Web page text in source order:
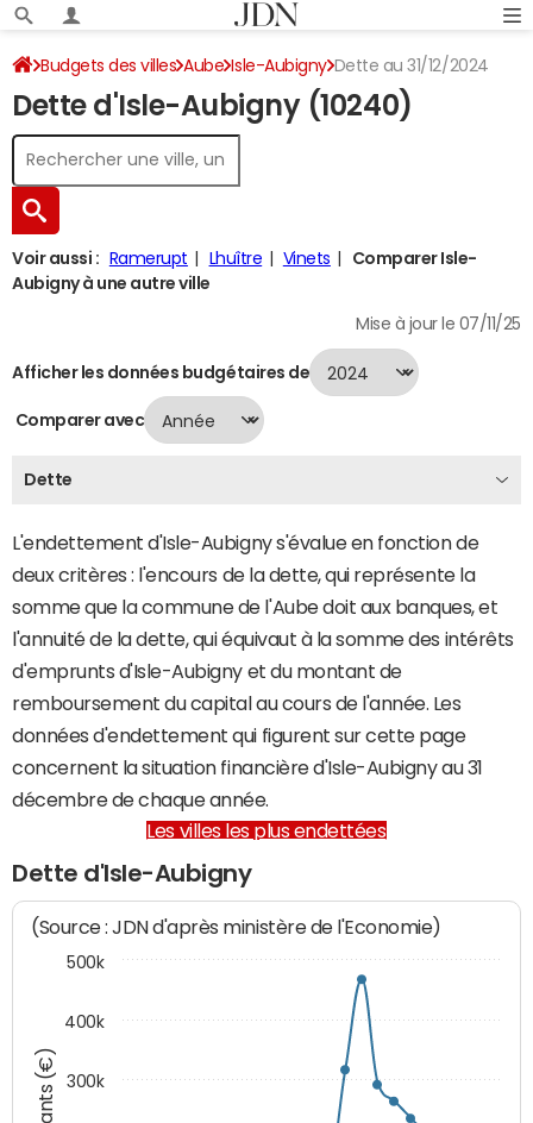
Budgets des villes Aube Isle-Aubigny Dette au 31/12/2024
Dette d'Isle-Aubigny (10240)
Voir aussi : Ramerupt Lhuître Vinets
Comparer Isle-
Aubigny à une autre ville
Mise à jour le 07/11/25
Afficher les données budgétaires de
Comparer avec
Dette
L'endettement d'Isle-Aubigny s'évalue en fonction de
deux critères : l'encours de la dette, qui représente la
somme que la commune de l'Aube doit aux banques, et
l'annuité de la dette, qui équivaut à la somme des intérêts
d'emprunts d'Isle-Aubigny et du montant de
remboursement du capital au cours de l'année. Les
données d'endettement qui figurent sur cette page
concernent la situation financière d'Isle-Aubigny au 31
décembre de chaque année.
Les villes les plus endettées
Dette d'Isle-Aubigny
(Source : JDN d'après ministère de l'Economie)
300k
400k
500k